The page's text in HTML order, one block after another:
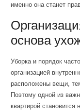
именно она станет
основа
Уборка и порядок
организацией
расположены вещи,
Поэтому одной из
квартирой